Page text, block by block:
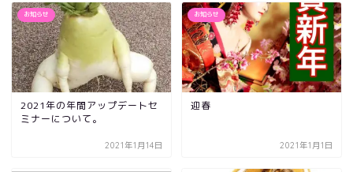
お知らせ
2021年の年間アップデートセ
ミナーについて。
2021年1月14日
お知らせ
迎春
2021年1月1日